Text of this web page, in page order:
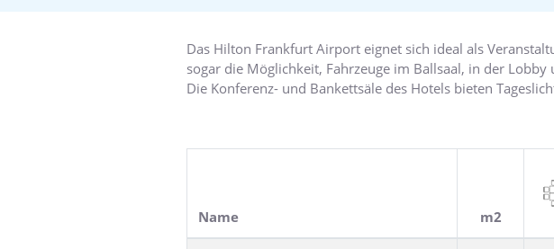
Das Hilton Frankfurt Airport eignet sich ideal als
sogar die Möglichkeit, Fahrzeuge im Ballsaal, in der Lobby
Die Konferenz- und Bankettsäle des Hotels bieten
Veranstaltungen bietet der spektakuläre Ballsaal Globe
Angebot ab.
Name m2